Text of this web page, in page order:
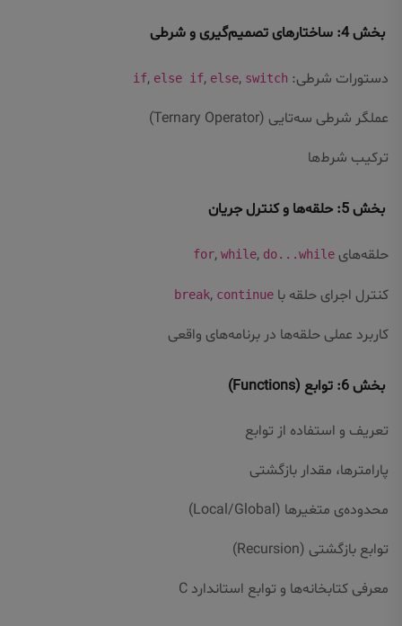
بخش 4: ساختارهای تصمیم‌گیری و شرطی
دستورات شرطی: if, else if, else, switch
عملگر شرطی سه‌تایی (Ternary Operator)
ترکیب شرط‌ها
بخش 5: حلقه‌ها و کنترل جریان
حلقه‌های for, while, do...while
کنترل اجرای حلقه با break, continue
کاربرد عملی حلقه‌ها در برنامه‌های واقعی
بخش 6: توابع (Functions)
تعریف و استفاده از توابع
پارامترها، مقدار بازگشتی
محدوده‌ی متغیرها (Local/Global)
توابع بازگشتی (Recursion)
معرفی کتابخانه‌ها و توابع استاندارد C